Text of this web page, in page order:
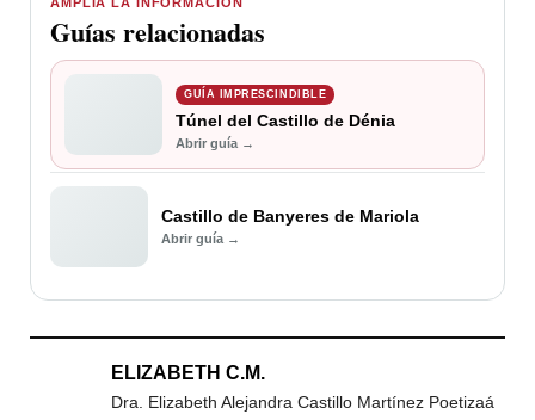
Guías relacionadas
GUÍA IMPRESCINDIBLE
Túnel del Castillo de Dénia
Abrir guía →
Castillo de Banyeres de Mariola
Abrir guía →
ELIZABETH C.M.
Dra. Elizabeth Alejandra Castillo Martínez Poetizaá